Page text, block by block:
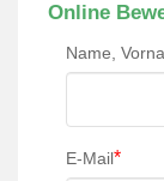
Online
Name,
E-Mail*